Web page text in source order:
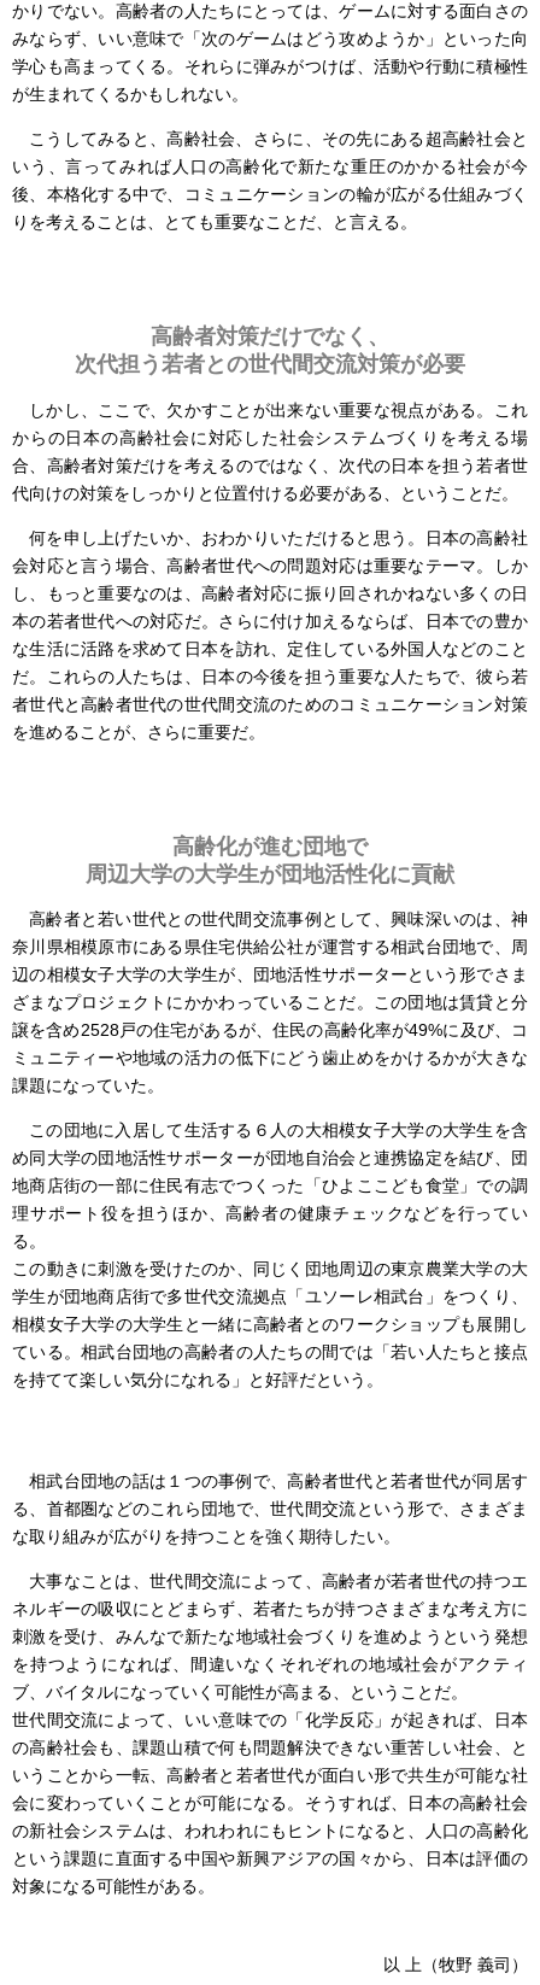
かりでない。高齢者の人たちにとっては、ゲームに対する面白さの
みならず、いい意味で「次のゲームはどう攻めようか」といった向
学心も高まってくる。それらに弾みがつけば、活動や行動に積極性
が生まれてくるかもしれない。
こうしてみると、高齢社会、さらに、その先にある超高齢社会と
いう、言ってみれば人口の高齢化で新たな重圧のかかる社会が今
後、本格化する中で、コミュニケーションの輪が広がる仕組みづく
りを考えることは、とても重要なことだ、と言える。
高齢者対策だけでなく、
次代担う若者との世代間交流対策が必要
しかし、ここで、欠かすことが出来ない重要な視点がある。これ
からの日本の高齢社会に対応した社会システムづくりを考える場
合、高齢者対策だけを考えるのではなく、次代の日本を担う若者世
代向けの対策をしっかりと位置付ける必要がある、ということだ。
何を申し上げたいか、おわかりいただけると思う。日本の高齢社
会対応と言う場合、高齢者世代への問題対応は重要なテーマ。しか
し、もっと重要なのは、高齢者対応に振り回されかねない多くの日
本の若者世代への対応だ。さらに付け加えるならば、日本での豊か
な生活に活路を求めて日本を訪れ、定住している外国人などのこと
だ。これらの人たちは、日本の今後を担う重要な人たちで、彼ら若
者世代と高齢者世代の世代間交流のためのコミュニケーション対策
を進めることが、さらに重要だ。
高齢化が進む団地で
周辺大学の大学生が団地活性化に貢献
高齢者と若い世代との世代間交流事例として、興味深いのは、神
奈川県相模原市にある県住宅供給公社が運営する相武台団地で、周
辺の相模女子大学の大学生が、団地活性サポーターという形でさま
ざまなプロジェクトにかかわっていることだ。この団地は賃貸と分
譲を含め2528戸の住宅があるが、住民の高齢化率が49%に及び、コ
ミュニティーや地域の活力の低下にどう歯止めをかけるかが大きな
課題になっていた。
この団地に入居して生活する６人の大相模女子大学の大学生を含
め同大学の団地活性サポーターが団地自治会と連携協定を結び、団
地商店街の一部に住民有志でつくった「ひよここども食堂」での調
理サポート役を担うほか、高齢者の健康チェックなどを行ってい
る。
この動きに刺激を受けたのか、同じく団地周辺の東京農業大学の大
学生が団地商店街で多世代交流拠点「ユソーレ相武台」をつくり、
相模女子大学の大学生と一緒に高齢者とのワークショップも展開し
ている。相武台団地の高齢者の人たちの間では「若い人たちと接点
を持てて楽しい気分になれる」と好評だという。
相武台団地の話は１つの事例で、高齢者世代と若者世代が同居す
る、首都圏などのこれら団地で、世代間交流という形で、さまざま
な取り組みが広がりを持つことを強く期待したい。
大事なことは、世代間交流によって、高齢者が若者世代の持つエ
ネルギーの吸収にとどまらず、若者たちが持つさまざまな考え方に
刺激を受け、みんなで新たな地域社会づくりを進めようという発想
を持つようになれば、間違いなくそれぞれの地域社会がアクティ
ブ、バイタルになっていく可能性が高まる、ということだ。
世代間交流によって、いい意味での「化学反応」が起きれば、日本
の高齢社会も、課題山積で何も問題解決できない重苦しい社会、と
いうことから一転、高齢者と若者世代が面白い形で共生が可能な社
会に変わっていくことが可能になる。そうすれば、日本の高齢社会
の新社会システムは、われわれにもヒントになると、人口の高齢化
という課題に直面する中国や新興アジアの国々から、日本は評価の
対象になる可能性がある。
以 上（牧野 義司）